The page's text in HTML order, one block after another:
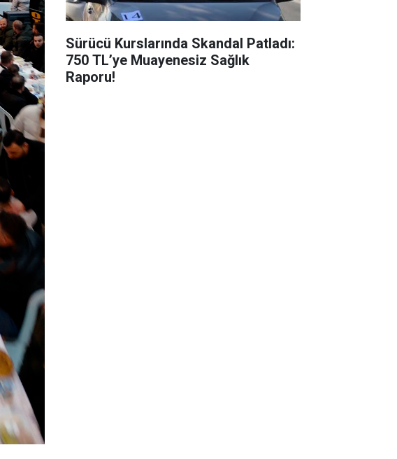
Sürücü Kurslarında Skandal Patladı:
750 TL’ye Muayenesiz Sağlık
Raporu!